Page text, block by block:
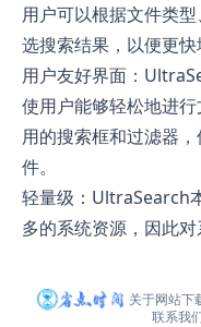
用户可以根据文件类
选搜索结果，以便更快
用户友好界面：
使用户能够轻松地进
用的搜索框和过滤器
件。
轻量级：UltraSearch
多的系统资源，因此对
关于网站下
联系我